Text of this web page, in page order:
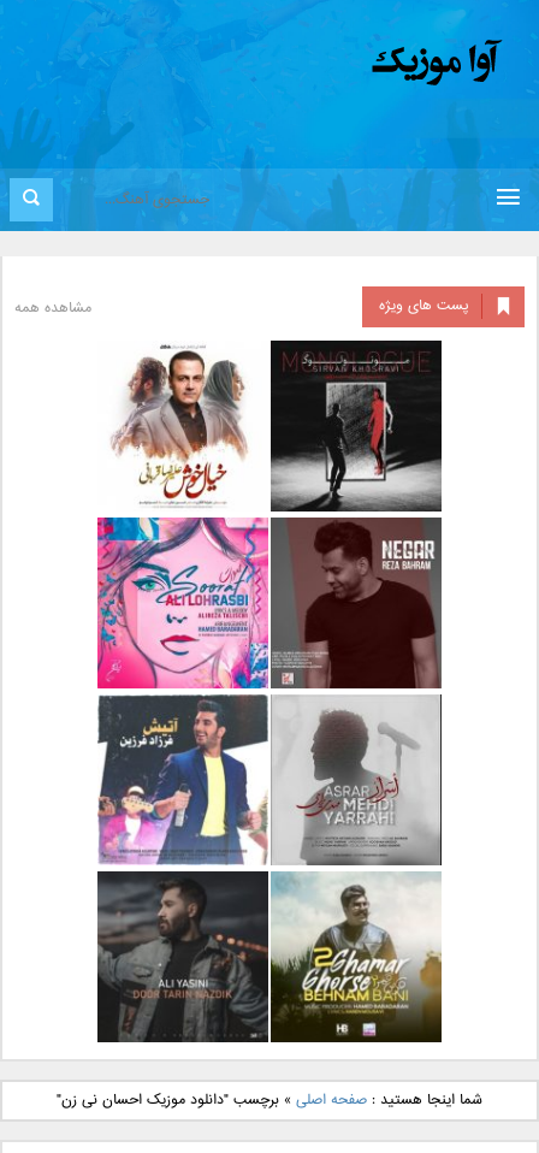
پست های ویژه مشاهده همه
دانلود آلبوم جدید سیروان
خسروی بنام مونولوگ
دانلود آهنگ جدید علیرضا
قربانی بنام خیال خوش
دانلود آهنگ جدید رضا
بهرام بنام نگار
دانلود آهنگ جدید علی
لهراسبی بنام صورت
دانلود آهنگ جدید مهدی
یراحی بنام اسرار
دانلود آهنگ جدید فرزاد
فرزین بنام آتیش
دانلود آهنگ جدید بهنام
بانی بنام قرص قمر 2
دانلود آهنگ جدید علی
یاسینی بنام دورترین نزدیک
شما اینجا هستید :صفحه اصلی »برچسب "دانلود موزیک احسان نی زن"